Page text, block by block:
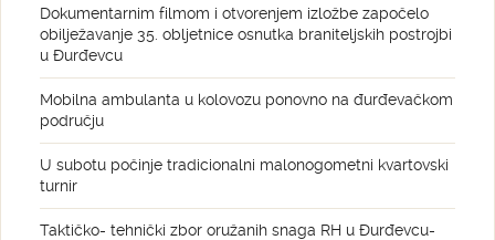
Dokumentarnim filmom i otvorenjem izložbe započelo
obilježavanje 35. obljetnice osnutka braniteljskih postrojbi
u Đurđevcu
Mobilna ambulanta u kolovozu ponovno na đurđevačkom
području
U subotu počinje tradicionalni malonogometni kvartovski
turnir
Taktičko- tehnički zbor oružanih snaga RH u Đurđevcu-